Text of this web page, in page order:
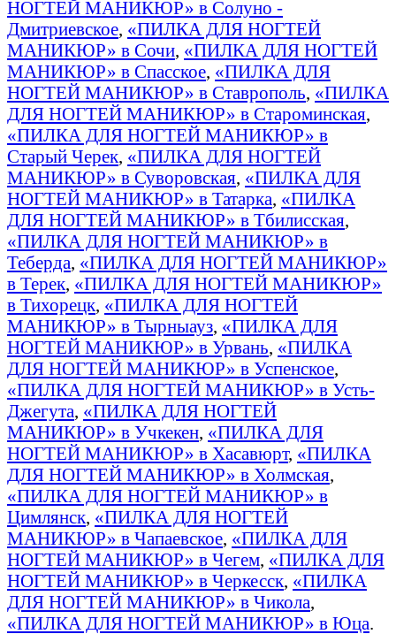
НОГТЕЙ МАНИКЮР» в Солуно -
Дмитриевское, «ПИЛКА ДЛЯ НОГТЕЙ
МАНИКЮР» в Сочи, «ПИЛКА ДЛЯ НОГТЕЙ
МАНИКЮР» в Спасское, «ПИЛКА ДЛЯ
НОГТЕЙ МАНИКЮР» в Ставрополь, «ПИЛКА
ДЛЯ НОГТЕЙ МАНИКЮР» в Староминская,
«ПИЛКА ДЛЯ НОГТЕЙ МАНИКЮР» в
Старый Черек, «ПИЛКА ДЛЯ НОГТЕЙ
МАНИКЮР» в Суворовская, «ПИЛКА ДЛЯ
НОГТЕЙ МАНИКЮР» в Татарка, «ПИЛКА
ДЛЯ НОГТЕЙ МАНИКЮР» в Тбилисская,
«ПИЛКА ДЛЯ НОГТЕЙ МАНИКЮР» в
Теберда, «ПИЛКА ДЛЯ НОГТЕЙ МАНИКЮР»
в Терек, «ПИЛКА ДЛЯ НОГТЕЙ МАНИКЮР»
в Тихорецк, «ПИЛКА ДЛЯ НОГТЕЙ
МАНИКЮР» в Тырныауз, «ПИЛКА ДЛЯ
НОГТЕЙ МАНИКЮР» в Урвань, «ПИЛКА
ДЛЯ НОГТЕЙ МАНИКЮР» в Успенское,
«ПИЛКА ДЛЯ НОГТЕЙ МАНИКЮР» в Усть-
Джегута, «ПИЛКА ДЛЯ НОГТЕЙ
МАНИКЮР» в Учкекен, «ПИЛКА ДЛЯ
НОГТЕЙ МАНИКЮР» в Хасавюрт, «ПИЛКА
ДЛЯ НОГТЕЙ МАНИКЮР» в Холмская,
«ПИЛКА ДЛЯ НОГТЕЙ МАНИКЮР» в
Цимлянск, «ПИЛКА ДЛЯ НОГТЕЙ
МАНИКЮР» в Чапаевское, «ПИЛКА ДЛЯ
НОГТЕЙ МАНИКЮР» в Чегем, «ПИЛКА ДЛЯ
НОГТЕЙ МАНИКЮР» в Черкесск, «ПИЛКА
ДЛЯ НОГТЕЙ МАНИКЮР» в Чикола,
«ПИЛКА ДЛЯ НОГТЕЙ МАНИКЮР» в Юца.